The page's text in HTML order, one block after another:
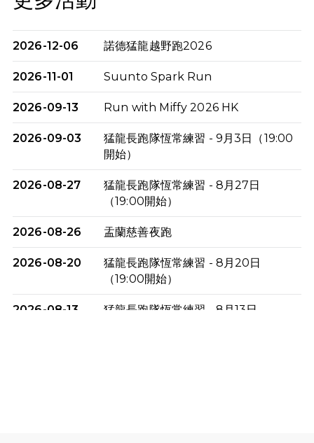
2026-12-06 諾德猛龍越野跑2026
2026-11-01 Suunto Spark Run
2026-09-13 Run with Miffy 2026 HK
2026-09-03
猛龍長跑隊恆常練習 - 9月3日（19:00
開始）
2026-08-27
猛龍長跑隊恆常練習 - 8月27日
（19:00開始）
2026-08-26 盂蘭慈善夜跑
2026-08-20
猛龍長跑隊恆常練習 - 8月20日
（19:00開始）
2026-08-13
猛龍長跑隊恆常練習 - 8月13日